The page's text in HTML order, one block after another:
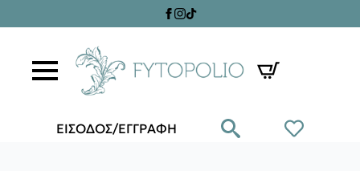
ΕΙΣΟΔΟΣ/ΕΓΓΡΑΦΗ